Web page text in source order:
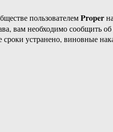
пользователемProper
вам необходимо сообщить
устранено, виновные